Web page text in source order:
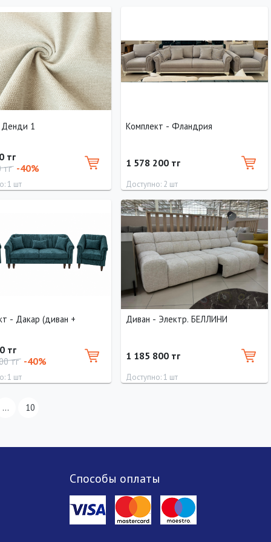
Денди 1
тг
тг -40%
1 шт
Комплект - Фландрия
1 578 200 тг
Доступно: 2 шт
Длина
250 см
Ширина
110 см
Высота
100 см
- Дакар (диван +
тг
тг -40%
1 шт
Ширина
110 см
Диван - Электр. БЕЛЛИНИ
1 185 800 тг
Доступно: 1 шт
... 10
Способы оплаты